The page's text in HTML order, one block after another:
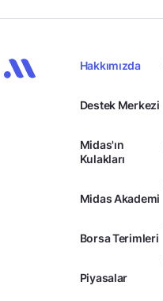
Hakkımızda
Destek Merkezi
Midas'ın
Kulakları
Midas Akademi
Borsa Terimleri
Piyasalar